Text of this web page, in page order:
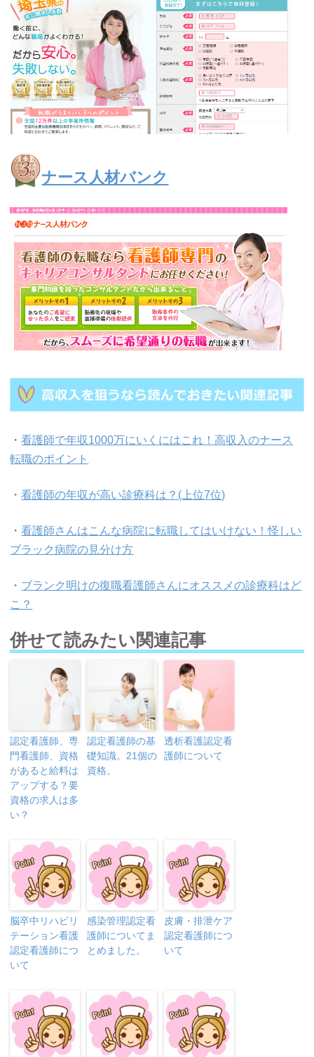
ナース人材バンク
・看護師で年収1000万にいくにはこれ！高収入のナース
転職のポイント
・看護師の年収が高い診療科は？(上位7位)
・看護師さんはこんな病院に転職してはいけない！怪しい
ブラック病院の見分け方
・ ブランク明けの復職看護師さんにオススメの診療科はど
こ？
併せて読みたい関連記事
認定看護師、専
門看護師、資格
があると給料は
アップする？要
資格の求人は多
い？
認定看護師の基
礎知識。21個の
資格。
透析看護認定看
護師について
脳卒中リハビリ
テーション看護
認定看護師につ
いて
感染管理認定看
護師についてま
とめました。
皮膚・排泄ケア
認定看護師につ
いて